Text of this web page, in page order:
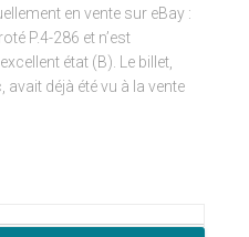
en vente sur eBay :
P.4-286 et n’est
état (B). Le billet,
avait déjà été vu à la vente